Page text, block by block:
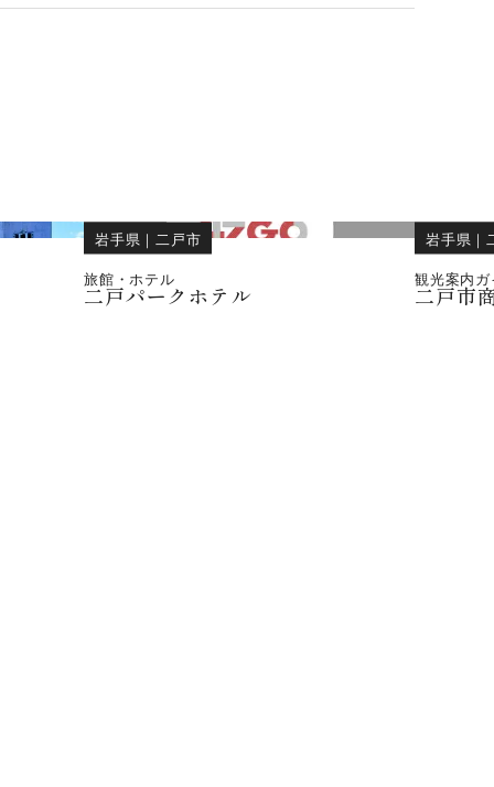
岩手県 ｜ 二戸市
旅館・ホテル
二戸パークホテル
岩手県 ｜
観光案内
二戸市